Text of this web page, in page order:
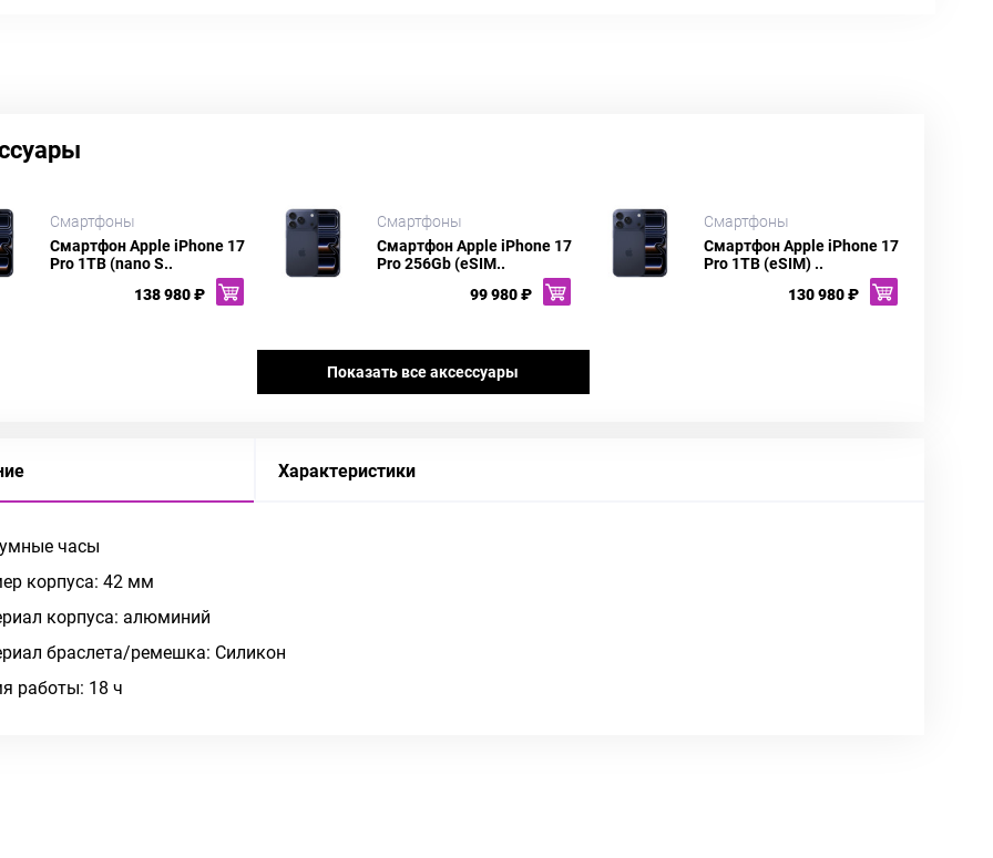
Смартфоны
Смартфон Apple iPhone 17
Pro 1TB (nano S..
138 980 ₽
Смартфоны
Смартфон Apple iPhone 17
Pro 256Gb (eSIM..
99 980 ₽
Смартфоны
Смартфон Apple iPhone 17
Pro 1TB (eSIM) ..
130 980 ₽
Показать все аксессуары
Характеристики
часы
корпуса: 42 мм
корпуса: алюминий
браслета/ремешка: Силикон
работы: 18 ч